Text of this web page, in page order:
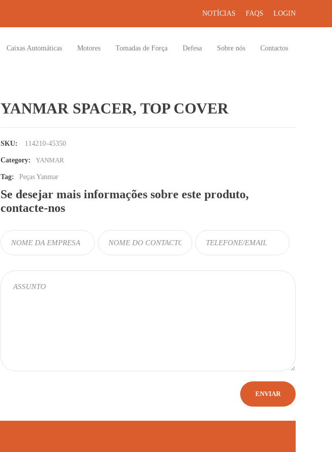
NOTÍCIAS FAQS LOGIN
Caixas Automáticas Motores Tomadas de Força Defesa Sobre nós Contactos
YANMAR SPACER, TOP COVER
SKU: 114210-45350
Category: YANMAR
Tag: Peças Yanmar
Se desejar mais informações sobre este produto,
contacte-nos